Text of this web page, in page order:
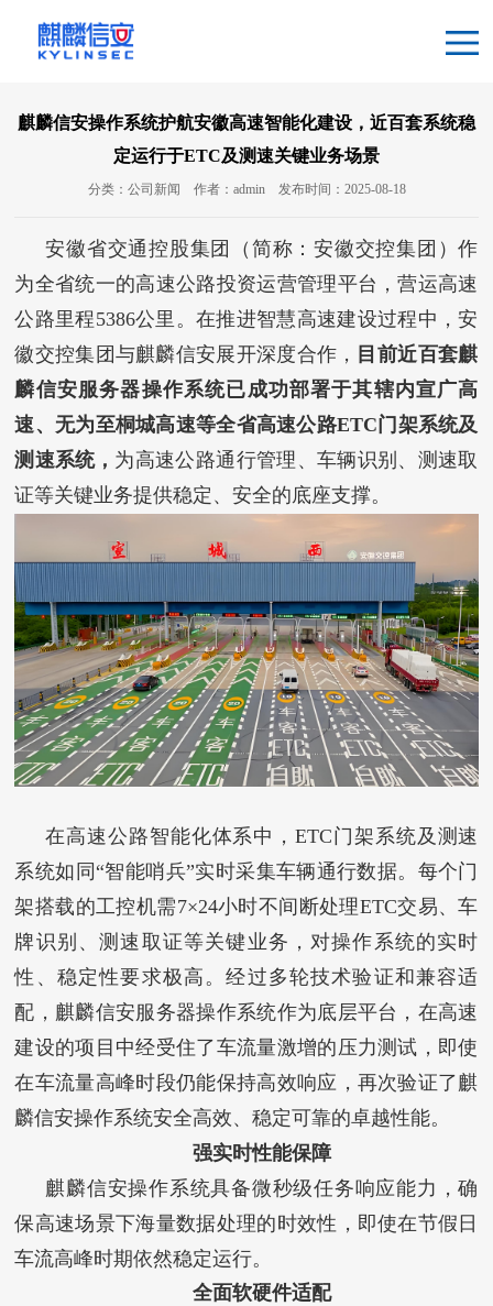
麒麟信安操作系统护航安徽高速智能化建设，近百套系统稳
定运行于ETC及测速关键业务场景
分类：公司新闻 作者：admin 发布时间：2025-08-18
安徽省交通控股集团（简称：安徽交控集团）作
为全省统一的高速公路投资运营管理平台，营运高速
公路里程5386公里。在推进智慧高速建设过程中，安
徽交控集团与麒麟信安展开深度合作， 目前近百套麒
麟信安服务器操作系统已成功部署于其辖内宣广高
速、无为至桐城高速等全省高速公路ETC门架系统及
测速系统， 为高速公路通行管理、车辆识别、测速取
证等关键业务提供稳定、安全的底座支撑。
在高速公路智能化体系中，ETC门架系统及测速
系统如同“智能哨兵”实时采集车辆通行数据。每个门
架搭载的工控机需7×24小时不间断处理ETC交易、车
牌识别、测速取证等关键业务，对操作系统的实时
性、稳定性要求极高。经过多轮技术验证和兼容适
配，麒麟信安服务器操作系统作为底层平台，在高速
建设的项目中经受住了车流量激增的压力测试，即使
在车流量高峰时段仍能保持高效响应，再次验证了麒
麟信安操作系统安全高效、稳定可靠的卓越性能。
强实时性能保障
麒麟信安操作系统具备微秒级任务响应能力，确
保高速场景下海量数据处理的时效性，即使在节假日
车流高峰时期依然稳定运行。
全面软硬件适配